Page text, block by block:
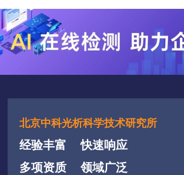
北京中科光析科学技术研究所
经验丰富
快速响应
多项资质
领域广泛